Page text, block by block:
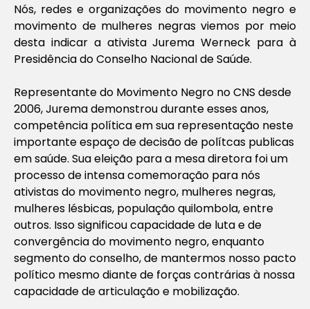
Nós, redes e organizações do movimento negro e
movimento de mulheres negras viemos por meio
desta indicar a ativista Jurema Werneck para à
Presidência do Conselho Nacional de Saúde.
Representante do Movimento Negro no CNS desde
2006, Jurema demonstrou durante esses anos,
competência política em sua representação neste
importante espaço de decisão de polítcas publicas
em saúde. Sua eleição para a mesa diretora foi um
processo de intensa comemoração para nós
ativistas do movimento negro, mulheres negras,
mulheres lésbicas, população quilombola, entre
outros. Isso significou capacidade de luta e de
convergência do movimento negro, enquanto
segmento do conselho, de mantermos nosso pacto
político mesmo diante de forças contrárias à nossa
capacidade de articulação e mobilização.